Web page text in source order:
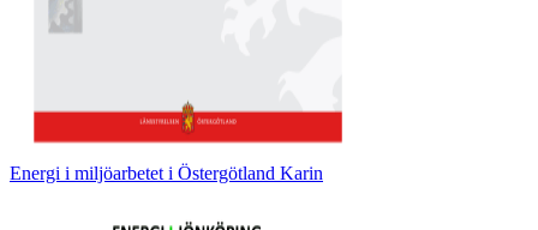
Energi i miljöarbetet i Östergötland Karin